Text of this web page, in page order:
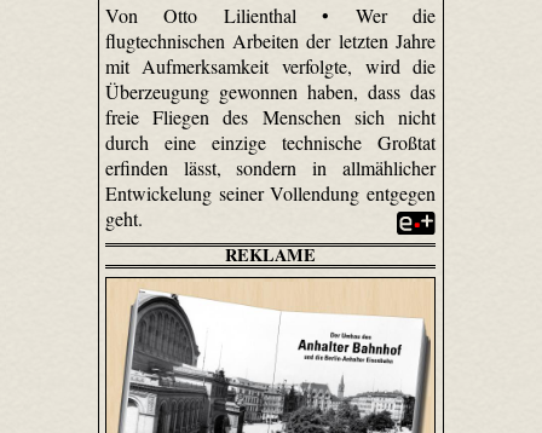
Von Otto Lilienthal • Wer die
flugtechnischen Arbeiten der letzten Jahre
mit Aufmerksamkeit verfolgte, wird die
Überzeugung gewonnen haben, dass das
freie Fliegen des Menschen sich nicht
durch eine einzige technische Großtat
erfinden lässt, sondern in allmählicher
Entwickelung seiner Vollendung entgegen
geht.
REKLAME